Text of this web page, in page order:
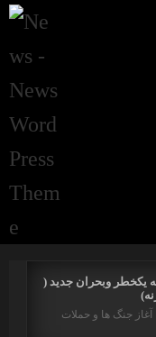
یکخطر وبحران جدید (
آغاز جنگ ها و حملات